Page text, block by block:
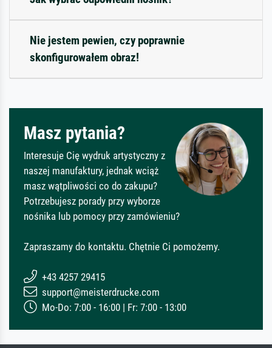
Nie jestem pewien, czy poprawnie
skonfigurowałem obraz!
Masz pytania?
Interesuje Cię wydruk artystyczny z
naszej manufaktury, jednak wciąż
masz wątpliwości co do zakupu?
Potrzebujesz porady przy wyborze
nośnika lub pomocy przy zamówieniu?
Zapraszamy do kontaktu. Chętnie Ci pomożemy.
+43 4257 29415
support@meisterdrucke.com
Mo-Do: 7:00 - 16:00 | Fr: 7:00 - 13:00